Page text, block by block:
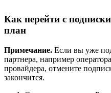
Как перейти с
план
Примечание. Если вы уже
партнера, например
провайдера, отмените
закончится.